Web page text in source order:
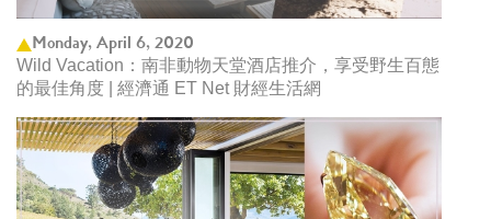
Monday, April 6, 2020
Wild Vacation：南非動物天堂酒店推介，享受野生百態
的最佳角度 | 經濟通 ET Net 財經生活網